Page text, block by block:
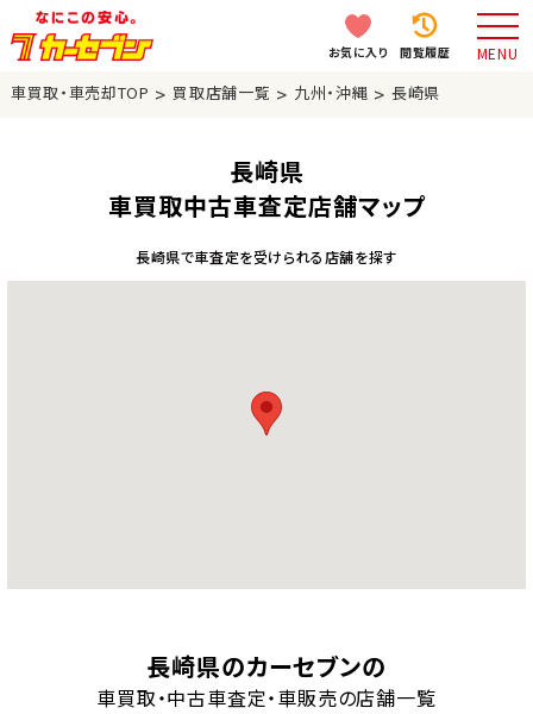
お気に入り 閲覧履歴 MENU
車買取・車売却TOP > 買取店舗一覧 > 九州・沖縄 > 長崎県
長崎県
車買取中古車査定店舗マップ
長崎県で車査定を受けられる店舗を探す
長崎県のカーセブンの
車買取・中古車査定・車販売の店舗一覧